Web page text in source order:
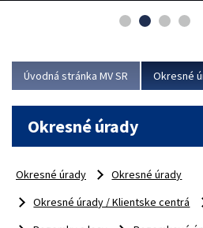
asociácie poisťovní (SLASPO) a
Viac
Úvodná stránka MV SR Okresné
Okresné úrady
Okresné úrady
Okresné úrady
Okresné úrady / Klientske centrá